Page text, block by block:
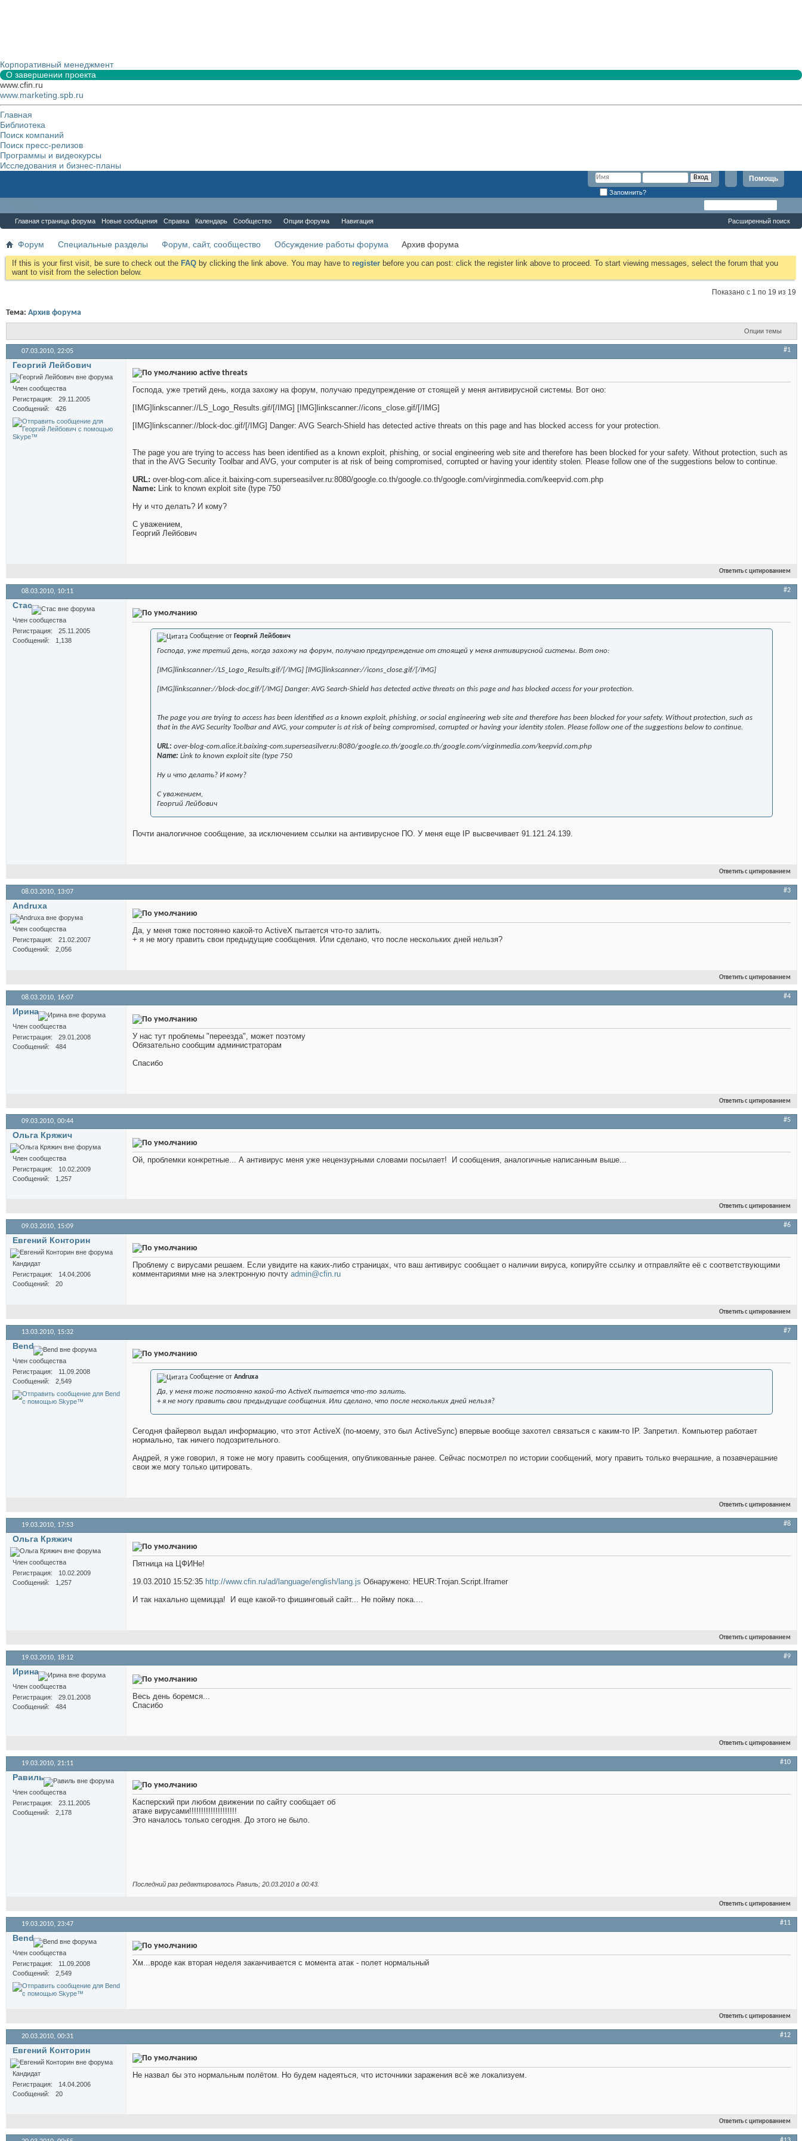
Корпоративный менеджмент
О завершении проекта
www.cfin.ru
www.marketing.spb.ru
Главная
Библиотека
Поиск компаний
Поиск пресс-релизов
Программы и видеокурсы
Исследования и бизнес-планы
Помощь
Запомнить?
Главная страница форума Новые сообщения Справка Календарь Сообщество Опции форума Навигация Расширенный поиск
Форум Специальные разделы Форум, сайт, сообщество Обсуждение работы форума Архив форума
If this is your first visit, be sure to check out the FAQ by clicking the link above. You may have to register before you can post: click the register link above to proceed. To start viewing messages, select the forum that you
want to visit from the selection below.
Показано с 1 по 19 из 19
Тема: Архив форума
Опции темы
07.03.2010, 22:05 #1
Георгий Лейбович
Член сообщества
Регистрация
29.11.2005
Сообщений
426
active threats
Господа, уже третий день, когда захожу на форум, получаю предупреждение от стоящей у меня антивирусной системы. Вот оно:
[IMG]linkscanner://LS_Logo_Results.gif/[/IMG] [IMG]linkscanner://icons_close.gif/[/IMG]
[IMG]linkscanner://block-doc.gif/[/IMG] Danger: AVG Search-Shield has detected active threats on this page and has blocked access for your protection.
The page you are trying to access has been identified as a known exploit, phishing, or social engineering web site and therefore has been blocked for your safety. Without protection, such as
that in the AVG Security Toolbar and AVG, your computer is at risk of being compromised, corrupted or having your identity stolen. Please follow one of the suggestions below to continue.
URL: over-blog-com.alice.it.baixing-com.superseasilver.ru:8080/google.co.th/google.co.th/google.com/virginmedia.com/keepvid.com.php
Name: Link to known exploit site (type 750
Ну и что делать? И кому?
С уважением,
Георгий Лейбович
Ответить с цитированием
08.03.2010, 10:11 #2
Стас
Член сообщества
Регистрация
25.11.2005
Сообщений
1,138
Сообщение от Георгий Лейбович
Господа, уже третий день, когда захожу на форум, получаю предупреждение от стоящей у меня антивирусной системы. Вот оно:
[IMG]linkscanner://LS_Logo_Results.gif/[/IMG] [IMG]linkscanner://icons_close.gif/[/IMG]
[IMG]linkscanner://block-doc.gif/[/IMG] Danger: AVG Search-Shield has detected active threats on this page and has blocked access for your protection.
The page you are trying to access has been identified as a known exploit, phishing, or social engineering web site and therefore has been blocked for your safety. Without protection, such as
that in the AVG Security Toolbar and AVG, your computer is at risk of being compromised, corrupted or having your identity stolen. Please follow one of the suggestions below to continue.
URL: over-blog-com.alice.it.baixing-com.superseasilver.ru:8080/google.co.th/google.co.th/google.com/virginmedia.com/keepvid.com.php
Name: Link to known exploit site (type 750
Ну и что делать? И кому?
С уважением,
Георгий Лейбович
Почти аналогичное сообщение, за исключением ссылки на антивирусное ПО. У меня еще IP высвечивает 91.121.24.139.
Ответить с цитированием
08.03.2010, 13:07 #3
Andruxa
Член сообщества
Регистрация
21.02.2007
Сообщений
2,056
Да, у меня тоже постоянно какой-то ActiveX пытается что-то залить.
+ я не могу править свои предыдущие сообщения. Или сделано, что после нескольких дней нельзя?
Ответить с цитированием
08.03.2010, 16:07 #4
Иринa
Член сообщества
Регистрация
29.01.2008
Сообщений
484
У нас тут проблемы "переезда", может поэтому
Обязательно сообщим администраторам
Спасибо
Ответить с цитированием
09.03.2010, 00:44 #5
Ольга Кряжич
Член сообщества
Регистрация
10.02.2009
Сообщений
1,257
Ой, проблемки конкретные... А антивирус меня уже нецензурными словами посылает! И сообщения, аналогичные написанным выше...
Ответить с цитированием
09.03.2010, 15:09 #6
Евгений Конторин
Кандидат
Регистрация
14.04.2006
Сообщений
20
Проблему с вирусами решаем. Если увидите на каких-либо страницах, что ваш антивирус сообщает о наличии вируса, копируйте ссылку и отправляйте её с соответствующими
комментариями мне на электронную почту admin@cfin.ru
Ответить с цитированием
13.03.2010, 15:32 #7
Bend
Член сообщества
Регистрация
11.09.2008
Сообщений
2,549
Сообщение от Andruxa
Да, у меня тоже постоянно какой-то ActiveX пытается что-то залить.
+ я не могу править свои предыдущие сообщения. Или сделано, что после нескольких дней нельзя?
Сегодня файервол выдал информацию, что этот ActiveX (по-моему, это был ActiveSync) впервые вообще захотел связаться с каким-то IP. Запретил. Компьютер работает
нормально, так ничего подозрительного.
Андрей, я уже говорил, я тоже не могу править сообщения, опубликованные ранее. Сейчас посмотрел по истории сообщений, могу править только вчерашние, а позавчерашние
свои же могу только цитировать.
Ответить с цитированием
19.03.2010, 17:53 #8
Ольга Кряжич
Член сообщества
Регистрация
10.02.2009
Сообщений
1,257
Пятница на ЦФИНе!
19.03.2010 15:52:35 http://www.cfin.ru/ad/language/english/lang.js Обнаружено: HEUR:Trojan.Script.Iframer
И так нахально щемицца!
И еще какой-то фишинговый сайт... Не пойму пока....
Ответить с цитированием
19.03.2010, 18:12 #9
Иринa
Член сообщества
Регистрация
29.01.2008
Сообщений
484
Весь день боремся...
Спасибо
Ответить с цитированием
19.03.2010, 21:11 #10
Равиль
Член сообщества
Регистрация
23.11.2005
Сообщений
2,178
Касперский при любом движении по сайту сообщает об
атаке вирусами!!!!!!!!!!!!!!!!!!!!
Это началось только сегодня. До этого не было.
Последний раз редактировалось Равиль; 20.03.2010 в 00:43
Ответить с цитированием
19.03.2010, 23:47 #11
Bend
Член сообщества
Регистрация
11.09.2008
Сообщений
2,549
Хм...вроде как вторая неделя заканчивается с момента атак - полет нормальный
Ответить с цитированием
20.03.2010, 00:31 #12
Евгений Конторин
Кандидат
Регистрация
14.04.2006
Сообщений
20
Не назвал бы это нормальным полётом. Но будем надеяться, что источники заражения всё же локализуем.
Ответить с цитированием